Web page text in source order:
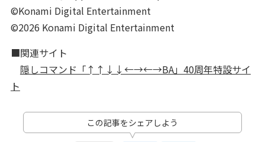
©Konami Digital Entertainment
©2026 Konami Digital Entertainment
■関連サイト
隠しコマンド「↑↑↓↓←→←→BA」40周年特設サイ
ト
この記事をシェアしよう